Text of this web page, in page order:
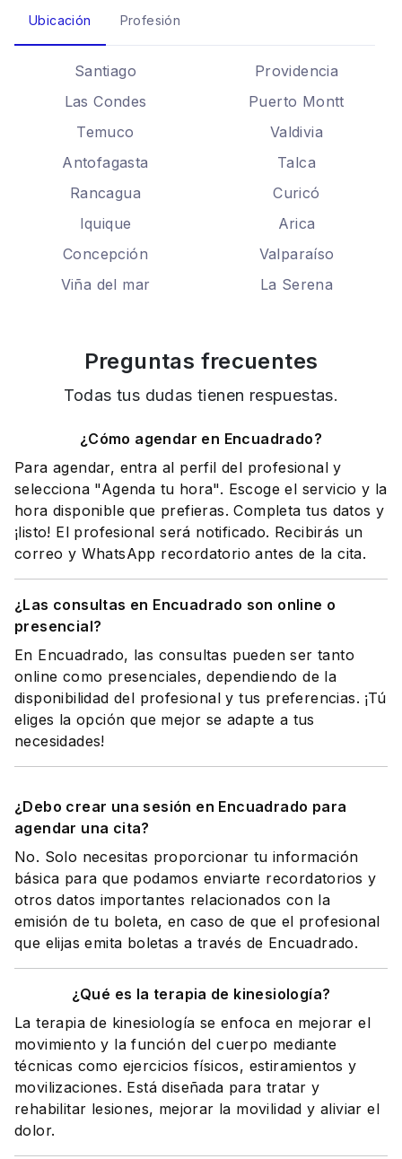
Ubicación Profesión
Santiago
Providencia
Las Condes
Puerto Montt
Temuco
Valdivia
Antofagasta
Talca
Rancagua
Curicó
Iquique
Arica
Concepción
Valparaíso
Viña del mar
La Serena
Preguntas frecuentes
Todas tus dudas tienen respuestas.
¿Cómo agendar en Encuadrado?
Para agendar, entra al perfil del profesional y
selecciona "Agenda tu hora". Escoge el servicio y la
hora disponible que prefieras. Completa tus datos y
¡listo! El profesional será notificado. Recibirás un
correo y WhatsApp recordatorio antes de la cita.
¿Las consultas en Encuadrado son online o
presencial?
En Encuadrado, las consultas pueden ser tanto
online como presenciales, dependiendo de la
disponibilidad del profesional y tus preferencias. ¡Tú
eliges la opción que mejor se adapte a tus
necesidades!
¿Debo crear una sesión en Encuadrado para
agendar una cita?
No. Solo necesitas proporcionar tu información
básica para que podamos enviarte recordatorios y
otros datos importantes relacionados con la
emisión de tu boleta, en caso de que el profesional
que elijas emita boletas a través de Encuadrado.
¿Qué es la terapia de kinesiología?
La terapia de kinesiología se enfoca en mejorar el
movimiento y la función del cuerpo mediante
técnicas como ejercicios físicos, estiramientos y
movilizaciones. Está diseñada para tratar y
rehabilitar lesiones, mejorar la movilidad y aliviar el
dolor.